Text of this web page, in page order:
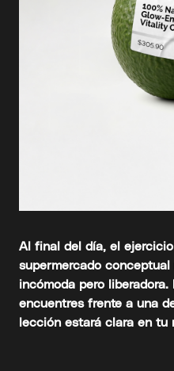
Al final del día, el
supermercado
incómoda pero
encuentres frente a una
lección estará clara en tu